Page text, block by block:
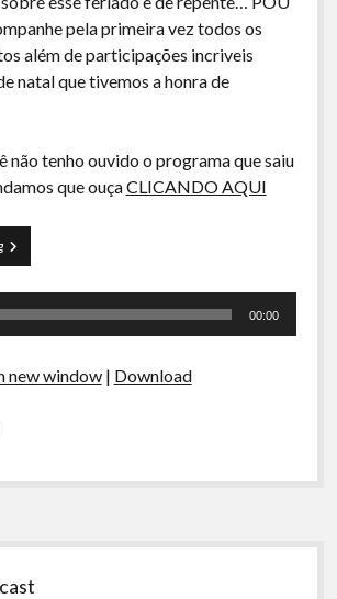
pela primeira vez todos os
além de participações incriveis
natal que tivemos a honra de
não tenho ouvido o programa que saiu
que ouçaCLICANDO AQUI
Especial
de
Santa
00:00
new window| Download